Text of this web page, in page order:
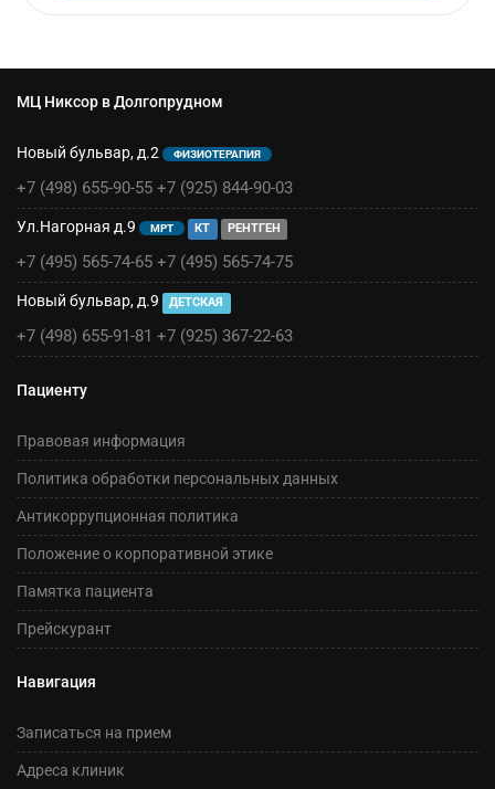
МЦ Никсор в Долгопрудном
Новый бульвар, д.2 ФИЗИОТЕРАПИЯ
+7 (498) 655-90-55 +7 (925) 844-90-03
Ул.Нагорная д.9 МРТ КТ РЕНТГЕН
+7 (495) 565-74-65 +7 (495) 565-74-75
Новый бульвар, д.9 ДЕТСКАЯ
+7 (498) 655-91-81 +7 (925) 367-22-63
Пациенту
Правовая информация
Политика обработки персональных данных
Антикоррупционная политика
Положение о корпоративной этике
Памятка пациента
Прейскурант
Навигация
Записаться на прием
Адреса клиник